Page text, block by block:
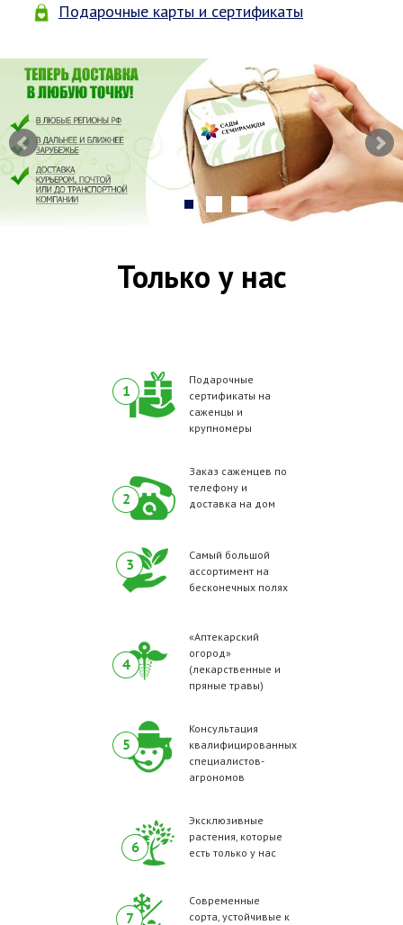
Подарочные карты и сертификаты
Только у нас
Подарочные
сертификаты на
саженцы и
крупномеры
Самый большой
ассортимент на
бесконечных полях
Консультация
квалифицированных
специалистов-
агрономов
Современные
сорта, устойчивые к
Заказ саженцев по
телефону и
доставка на дом
«Аптекарский
огород»
(лекарственные и
пряные травы)
Эксклюзивные
растения, которые
есть только у нас